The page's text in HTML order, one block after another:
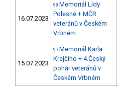
16.07.2023
98 Memoriál Lídy
Polesné + MČR
veteránů v Českém
Vrbném
15.07.2023
97 Memoriál Karla
Krejčího + 4.Český
pohár veteránů v
Českém Vrbném